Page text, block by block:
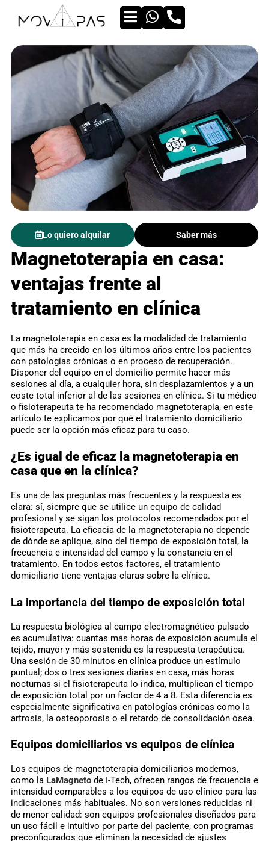
Lo quiero alquilar Saber más
Magnetoterapia en casa:
ventajas frente al
tratamiento en clínica
La magnetoterapia en casa es la modalidad de tratamiento
que más ha crecido en los últimos años entre los pacientes
con patologías crónicas o en proceso de recuperación.
Disponer del equipo en el domicilio permite hacer más
sesiones al día, a cualquier hora, sin desplazamientos y a un
coste total inferior al de las sesiones en clínica. Si tu médico
o fisioterapeuta te ha recomendado magnetoterapia, en este
artículo te explicamos por qué el tratamiento domiciliario
puede ser la opción más eficaz para tu caso.
¿Es igual de eficaz la magnetoterapia en
casa que en la clínica?
Es una de las preguntas más frecuentes y la respuesta es
clara: sí, siempre que se utilice un equipo de calidad
profesional y se sigan los protocolos recomendados por el
fisioterapeuta. La eficacia de la magnetoterapia no depende
de dónde se aplique, sino del tiempo de exposición total, la
frecuencia e intensidad del campo y la constancia en el
tratamiento. En todos estos factores, el tratamiento
domiciliario tiene ventajas claras sobre la clínica.
La importancia del tiempo de exposición total
La respuesta biológica al campo electromagnético pulsado
es acumulativa: cuantas más horas de exposición acumula el
tejido, mayor y más sostenida es la respuesta terapéutica.
Una sesión de 30 minutos en clínica produce un estímulo
puntual; dos o tres sesiones diarias en casa, más horas
nocturnas si el fisioterapeuta lo indica, multiplican el tiempo
de exposición total por un factor de 4 a 8. Esta diferencia es
especialmente significativa en patologías crónicas como la
artrosis, la osteoporosis o el retardo de consolidación ósea.
Equipos domiciliarios vs equipos de clínica
Los equipos de magnetoterapia domiciliarios modernos,
como la LaMagnetode I-Tech, ofrecen rangos de frecuencia e
intensidad comparables a los equipos de uso clínico para las
indicaciones más habituales. No son versiones reducidas ni
de menor calidad: son equipos profesionales diseñados para
un uso fácil e intuitivo por parte del paciente, con programas
preconfigurados que eliminan la necesidad de ajustes